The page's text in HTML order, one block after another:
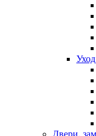
Двери,